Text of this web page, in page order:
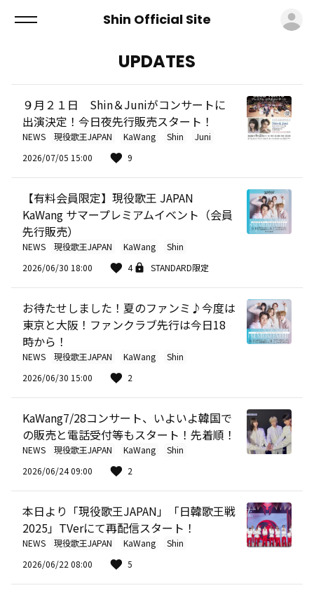
Shin Official Site
UPDATES
９月２１日 Shin＆Juniがコンサートに
出演決定！今日夜先行販売スタート！
NEWS 現役歌王JAPAN KaWang Shin
Juni
2026/07/05 15:00
9
【有料会員限定】現役歌王 JAPAN
KaWang サマープレミアムイベント（会員
先行販売）
NEWS 現役歌王JAPAN KaWang
Shin
2026/06/30 18:00
4 STANDARD限定
お待たせしました！夏のファンミ♪今度は
東京と大阪！ファンクラブ先行は今日18
時から！
NEWS 現役歌王JAPAN KaWang
Shin
2026/06/30 15:00
2
KaWang7/28コンサート、いよいよ韓国で
の販売と電話受付等もスタート！先着順！
NEWS 現役歌王JAPAN KaWang
Shin
2026/06/24 09:00
2
本日より「現役歌王JAPAN」「日韓歌王戦
2025」TVerにて再配信スタート！
NEWS 現役歌王JAPAN KaWang
Shin
2026/06/22 08:00
5